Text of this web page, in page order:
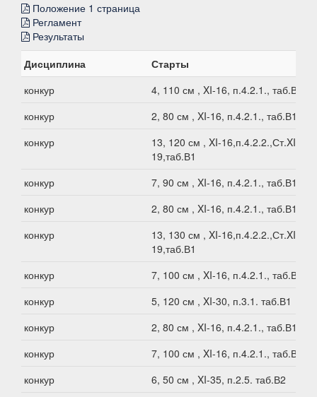
Положение 1 страница
Регламент
Результаты
Дисциплина
Старты
конкур
4, 110 см , XI-16, п.4.2.1., таб.В1
конкур
2, 80 см , XI-16, п.4.2.1., таб.В1
конкур
13, 120 см , XI-16,п.4.2.2.,Ст.XI-
19,таб.В1
конкур
7, 90 см , XI-16, п.4.2.1., таб.В1
конкур
2, 80 см , XI-16, п.4.2.1., таб.В1
конкур
13, 130 см , XI-16,п.4.2.2.,Ст.XI-
19,таб.В1
конкур
7, 100 см , XI-16, п.4.2.1., таб.В1
конкур
5, 120 см , XI-30, п.3.1. таб.В1
конкур
2, 80 см , XI-16, п.4.2.1., таб.В1
конкур
7, 100 см , XI-16, п.4.2.1., таб.В1
конкур
6, 50 см , XI-35, п.2.5. таб.В2